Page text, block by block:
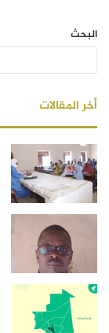
البحث
أخر المقالات